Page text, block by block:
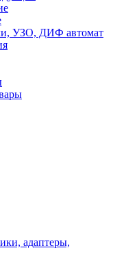
УЗО, ДИФ автомат
адаптеры,